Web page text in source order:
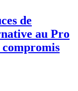
de
au Pro
compromis